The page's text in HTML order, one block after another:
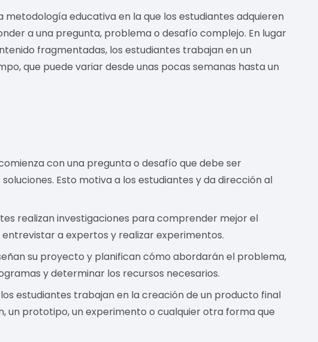
metodología educativa en la que los estudiantes adquieren
a una pregunta, problema o desafío complejo. En lugar
fragmentadas, los estudiantes trabajan en un
que puede variar desde unas pocas semanas hasta un
con una pregunta o desafío que debe ser
Esto motiva a los estudiantes y da dirección al
realizan investigaciones para comprender mejor el
a expertos y realizar experimentos.
su proyecto y planifican cómo abordarán el problema,
y determinar los recursos necesarios.
estudiantes trabajan en la creación de un producto final
un prototipo, un experimento o cualquier otra forma que